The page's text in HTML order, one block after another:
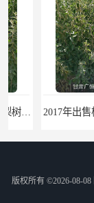
版权所有 ©2026-08-08